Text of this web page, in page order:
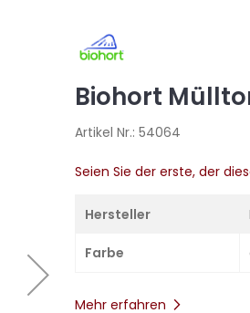
Biohort
Artikel Nr.: 54064
Seien Sie der erste, der
Hersteller
Farbe
Mehr erfahren